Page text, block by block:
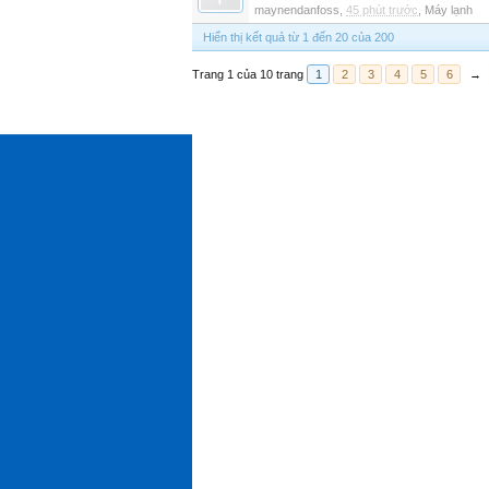
maynendanfoss 45 phút trước Máy lạnh
Hiển thị kết quả từ 1 đến 20 của 200
Trang 1 của 10 trang 1 2 3 4 5 6 →